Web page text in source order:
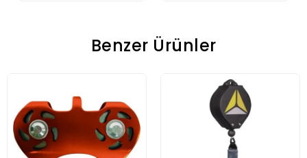
Benzer Ürünler